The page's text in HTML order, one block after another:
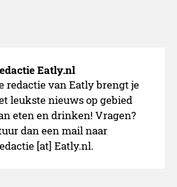
Eatly.nl
redactie van Eatly brengt je
leukste nieuws op gebied
eten en drinken! Vragen?
dan een mail naar
[at] Eatly.nl.